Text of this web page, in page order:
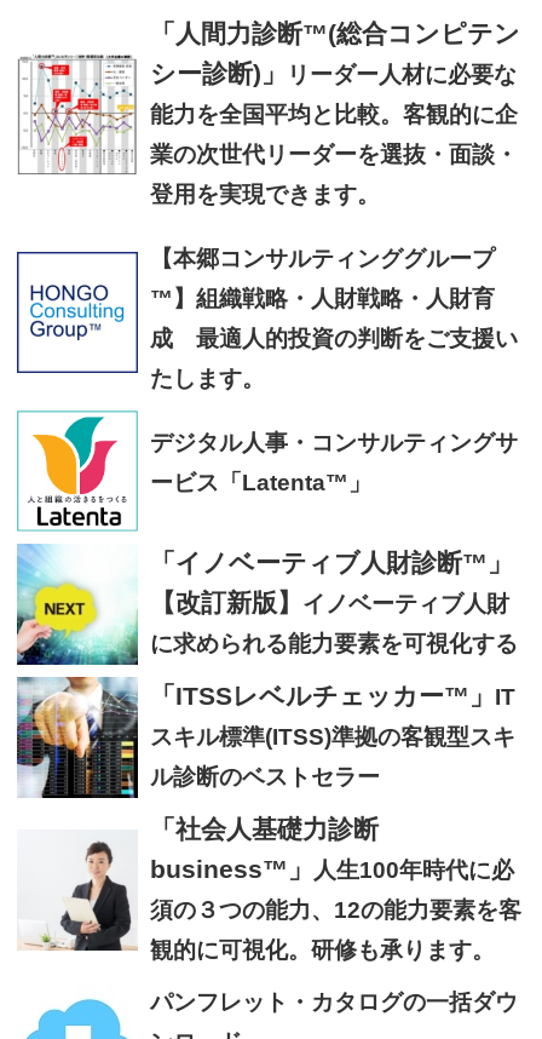
「人間力診断™(総合コンピテン
シー診断)」
リーダー人材に必要な
能力を全国平均と比較。客観的に企
業の次世代リーダーを選抜・面談・
登用を実現できます。
【本郷コンサルティンググループ
™】組織戦略・人財戦略・人財育
成 最適人的投資の判断をご支援い
たします。
デジタル人事・コンサルティングサ
ービス「Latenta™」
「イノベーティブ人財診断™」
【改訂新版】
イノベーティブ人財
に求められる能力要素を可視化する
「ITSSレベルチェッカー™」 IT
スキル標準(ITSS)準拠の客観型スキ
ル診断のベストセラー
「社会人基礎力診断
business™」
人生100年時代に必
須の３つの能力、12の能力要素を客
観的に可視化。研修も承ります。
パンフレット・カタログの一括ダウ